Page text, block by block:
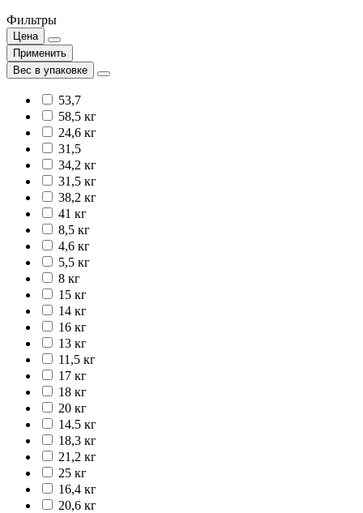
Фильтры
Цена
Применить
Вес в упаковке
53,7
58,5 кг
24,6 кг
31,5
34,2 кг
31,5 кг
38,2 кг
41 кг
8,5 кг
4,6 кг
5,5 кг
8 кг
15 кг
14 кг
16 кг
13 кг
11,5 кг
17 кг
18 кг
20 кг
14.5 кг
18,3 кг
21,2 кг
25 кг
16,4 кг
20,6 кг